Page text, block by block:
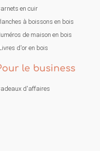
en cuir
à boissons en bois
de maison en bois
d'or en bois
le business
d'affaires